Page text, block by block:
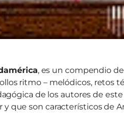
, es un compendio
ritmo – melódicos, retos
de los autores de
que son característicos de